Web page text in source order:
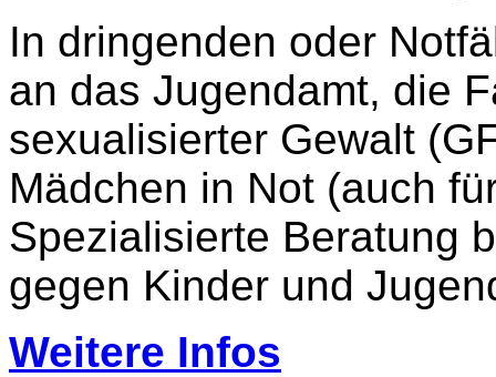
In dringenden oder
an das Jugendamt, die
sexualisierter Gewalt
Mädchen in Not (auch
Spezialisierte Beratung
gegen Kinder und
Weitere Infos